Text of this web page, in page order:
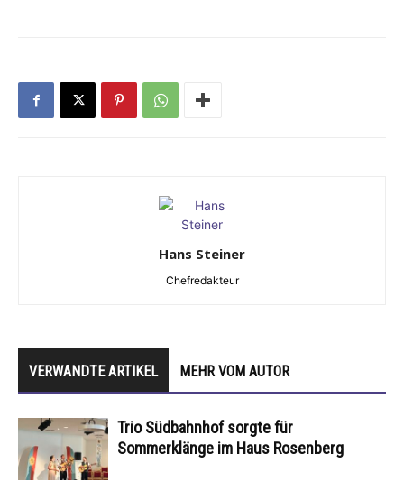
Hans Steiner
Chefredakteur
VERWANDTE ARTIKEL MEHR VOM AUTOR
Trio Südbahnhof sorgte für
Sommerklänge im Haus Rosenberg